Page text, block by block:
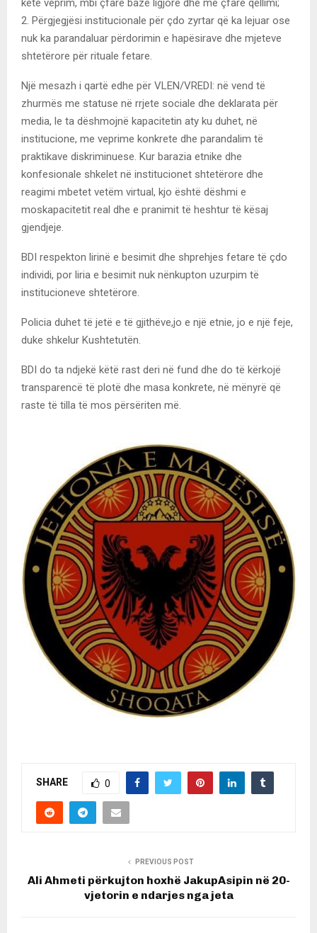
këtë veprim, mbi çfarë baze ligjore dhe me çfarë qëllimi;
2. Përgjegjësi institucionale për çdo zyrtar që ka lejuar ose
nuk ka parandaluar përdorimin e hapësirave dhe mjeteve
shtetërore për rituale fetare.
Një mesazh i qartë edhe për VLEN/VREDI: në vend të
zhurmës me statuse në rrjete sociale dhe deklarata për
media, le ta dëshmojnë kapacitetin aty ku duhet, në
institucione, me veprime konkrete dhe parandalim të
praktikave diskriminuese. Kur barazia etnike dhe
konfesionale shkelet në institucionet shtetërore dhe
reagimi mbetet vetëm virtual, kjo është dëshmi e
moskapacitetit real dhe e pranimit të heshtur të kësaj
gjendjeje.
BDI respekton lirinë e besimit dhe shprehjes fetare të çdo
individi, por liria e besimit nuk nënkupton uzurpim të
institucioneve shtetërore.
Policia duhet të jetë e të gjithëve,jo e një etnie, jo e një feje,
duke shkelur Kushtetutën.
BDI do ta ndjekë këtë rast deri në fund dhe do të kërkojë
transparencë të plotë dhe masa konkrete, në mënyrë që
raste të tilla të mos përsëriten më.
SHARE 0
PREVIOUS POST
Ali Ahmeti përkujton hoxhë JakupAsipin në 20-
vjetorin e ndarjes nga jeta